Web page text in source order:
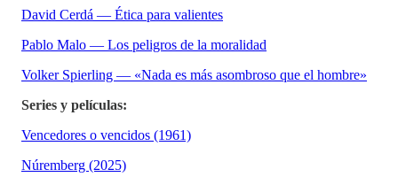
David Cerdá — Ética para valientes
Pablo Malo — Los peligros de la moralidad
Volker Spierling — «Nada es más asombroso que el hombre»
Series y películas:
Vencedores o vencidos (1961)
Núremberg (2025)